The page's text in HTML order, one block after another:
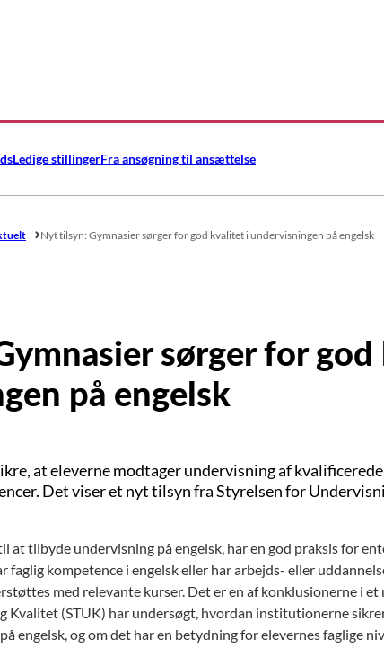
Ledige stillingerFra ansøgning til ansættelse
Nyt tilsyn: Gymnasier sørger for god kvalitet i undervisningen på engelsk
sørger for
på engelsk
at eleverne modtager undervisning af
Det viser et nyt tilsyn fra Styrelsen for
at tilbyde undervisning på engelsk, har en god praksis for
faglig kompetence i engelsk eller har arbejds- eller
med relevante kurser. Det er en af konklusionerne i
Kvalitet (STUK) har undersøgt, hvordan institutionerne
engelsk, og om det har en betydning for elevernes faglige